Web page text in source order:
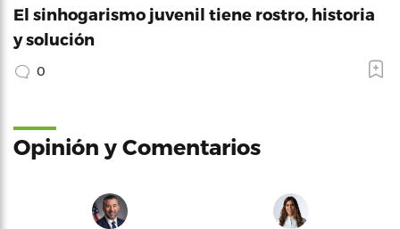
El sinhogarismo juvenil tiene rostro, historia
y solución
0
Opinión y Comentarios